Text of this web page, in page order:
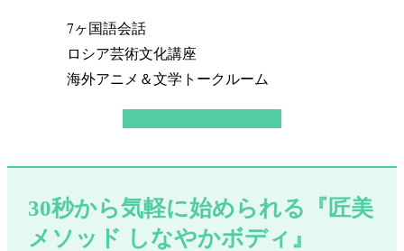
7ヶ国語会話
ロシア芸術文化講座
海外アニメ＆文学トークルーム
30秒から気軽に始められる『匠美
メソッド しなやかボディ』